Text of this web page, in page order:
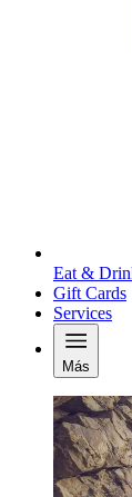
Eat &
Gift Cards
Services
Más